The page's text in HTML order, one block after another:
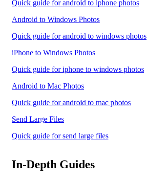
Quick guide for android to iphone photos
Android to Windows Photos
Quick guide for android to windows photos
iPhone to Windows Photos
Quick guide for iphone to windows photos
Android to Mac Photos
Quick guide for android to mac photos
Send Large Files
Quick guide for send large files
In-Depth Guides